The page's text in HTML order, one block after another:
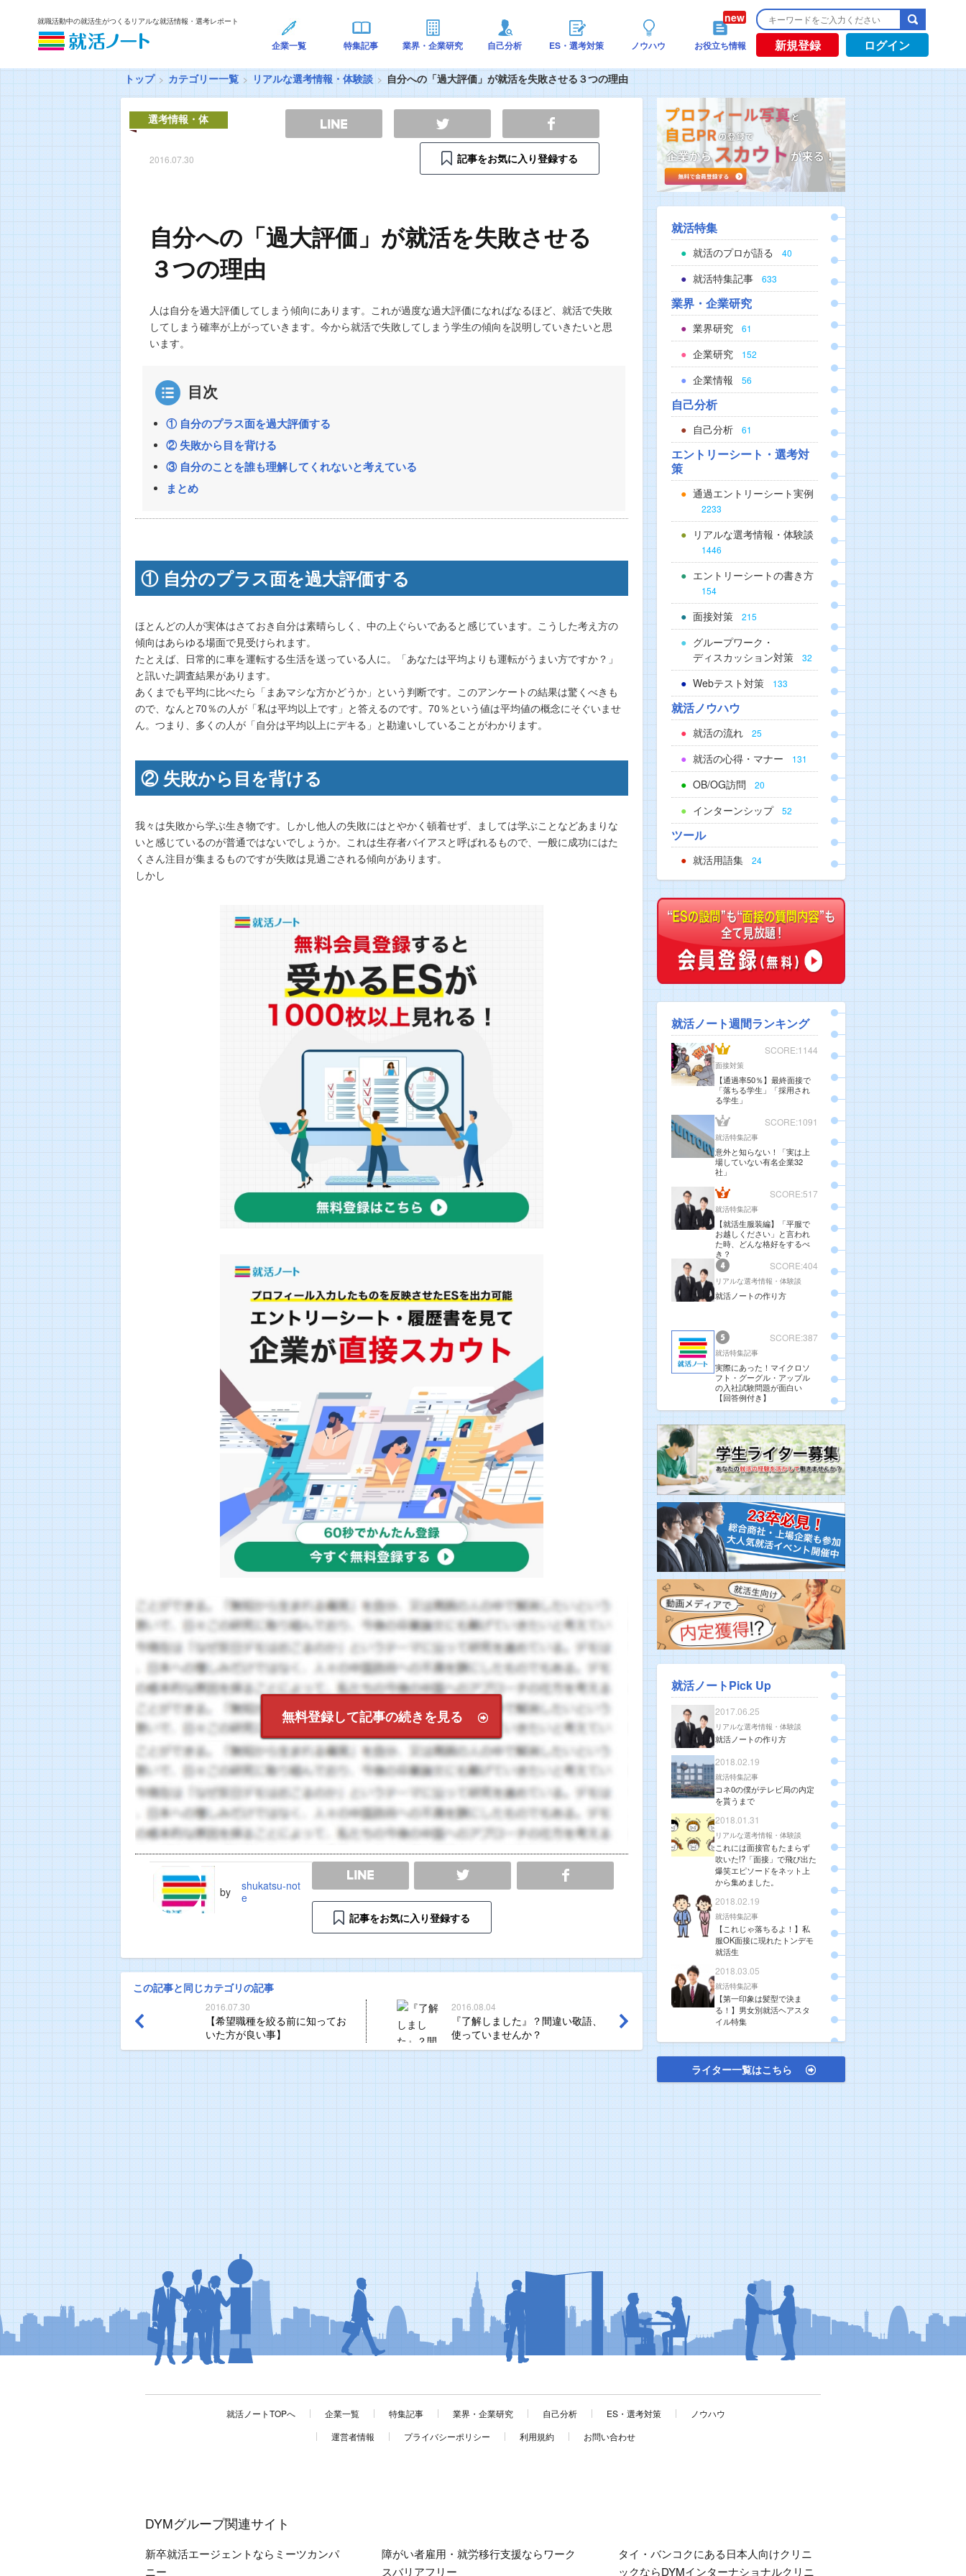
就職活動中の就活生がつくるリアルな就活情報・選考レポート
企業一覧 特集記事 業界・企業研究 自己分析 ES・選考対策 ノウハウ お役立ち情報 新規登録 ログイン
トップ カテゴリー一覧 リアルな選考情報・体験談 自分への「過大評価」が就活を失敗させる３つの理由
選考情報・体
2016.07.30 記事をお気に入り登録する
自分への「過大評価」が就活を失敗させる
３つの理由
人は自分を過大評価してしまう傾向にあります。これが過度な過大評価になればなるほど、就活で失敗
してしまう確率が上がっていきます。今から就活で失敗してしまう学生の傾向を説明していきたいと思
います。
目次
① 自分のプラス面を過大評価する
② 失敗から目を背ける
③ 自分のことを誰も理解してくれないと考えている
まとめ
① 自分のプラス面を過大評価する
ほとんどの人が実体はさておき自分は素晴らしく、中の上ぐらいであると感じています。こうした考え方の
傾向はあらゆる場面で見受けられます。
たとえば、日常的に車を運転する生活を送っている人に。「あなたは平均よりも運転がうまい方ですか？」
と訊いた調査結果があります。
あくまでも平均に比べたら「まあマシな方かどうか」という判断です。このアンケートの結果は驚くべきも
ので、なんと70％の人が「私は平均以上です」と答えるのです。70％という値は平均値の概念にそぐいませ
ん。つまり、多くの人が「自分は平均以上にデキる」と勘違いしていることがわかります。
② 失敗から目を背ける
我々は失敗から学ぶ生き物です。しかし他人の失敗にはとやかく頓着せず、ましては学ぶことなどあまりな
いと感じているのが普通ではないでしょうか。これは生存者バイアスと呼ばれるもので、一般に成功にはた
くさん注目が集まるものですが失敗は見過ごされる傾向があります。
しかし
無料登録して記事の続きを見る
by
shukatsu-not
e
LINE SHARE
記事をお気に入り登録する
この記事と同じカテゴリの記事
2016.07.30
【希望職種を絞る前に知ってお
いた方が良い事】
2016.08.04
『了解しました』？間違い敬語、
使っていませんか？
就活特集
就活のプロが語る 40
就活特集記事 633
業界・企業研究
業界研究 61
企業研究 152
企業情報 56
自己分析
自己分析 61
エントリーシート・選考対
策
通過エントリーシート実例
2233
リアルな選考情報・体験談
1446
エントリーシートの書き方
154
面接対策 215
グループワーク・
ディスカッション対策
32
Webテスト対策 133
就活ノウハウ
就活の流れ 25
就活の心得・マナー 131
OB/OG訪問 20
インターンシップ 52
ツール
就活用語集 24
就活ノート週間ランキング
SCORE:1144
面接対策
【通過率50％】最終面接で
「落ちる学生」「採用され
る学生」
SCORE:1091
就活特集記事
意外と知らない！「実は上
場していない有名企業32
社」
SCORE:517
就活特集記事
【就活生服装編】「平服で
お越しください」と言われ
た時、どんな格好をするべ
き？
SCORE:404
リアルな選考情報・体験談
就活ノートの作り方
SCORE:387
就活特集記事
実際にあった！マイクロソ
フト・グーグル・アップル
の入社試験問題が面白い
【回答例付き】
就活ノートPick Up
2017.06.25
リアルな選考情報・体験談
就活ノートの作り方
2018.02.19
就活特集記事
コネ0の僕がテレビ局の内定
を貰うまで
2018.01.31
リアルな選考情報・体験談
これには面接官もたまらず
吹いた!?「面接」で飛び出た
爆笑エピソードをネット上
から集めました。
2018.02.19
就活特集記事
【これじゃ落ちるよ！】私
服OK面接に現れたトンデモ
就活生
2018.03.05
就活特集記事
【第一印象は髪型で決ま
る！】男女別就活ヘアスタ
イル特集
ライター一覧はこちら
就活ノートTOPへ 企業一覧 特集記事 業界・企業研究 自己分析 ES・選考対策
ノウハウ
運営者情報
プライバシーポリシー 利用規約 お問い合わせ
DYMグループ関連サイト
新卒就活エージェントならミーツカンパ
ニー
障がい者雇用・就労移行支援ならワーク
スバリアフリー
タイ・バンコクにある日本人向けクリニ
ックならDYMインターナショナルクリニ